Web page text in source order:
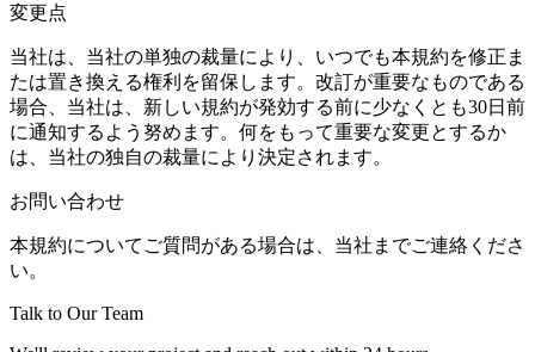
変更点
当社は、当社の単独の裁量により、いつでも本規約を修正ま
たは置き換える権利を留保します。改訂が重要なものである
場合、当社は、新しい規約が発効する前に少なくとも30日前
に通知するよう努めます。何をもって重要な変更とするか
は、当社の独自の裁量により決定されます。
お問い合わせ
本規約についてご質問がある場合は、当社までご連絡くださ
い。
Talk to Our Team